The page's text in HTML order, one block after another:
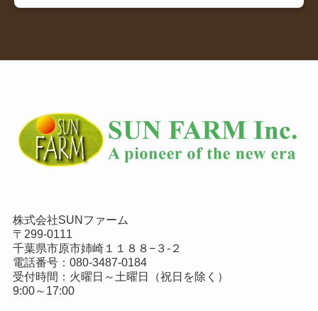
株式会社SUNファーム
〒299-0111
千葉県市原市姉崎１１８８−３-２
電話番号： 080-3487-0184
受付時間：火曜日～土曜日（祝日を除く）
9:00～17:00